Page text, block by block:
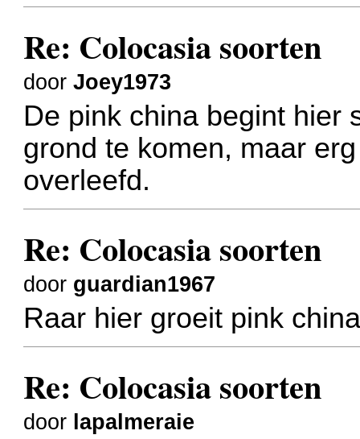
Re: Colocasia soorten
doorJoey1973
De pink china begint hier
grond te komen, maar
overleefd.
Re: Colocasia soorten
door guardian1967
Raar hier groeit pink
Re: Colocasia soorten
door lapalmeraie